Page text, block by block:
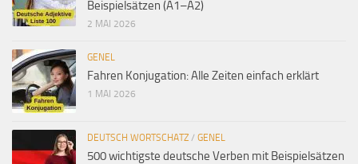
Beispielsätzen (A1–A2)
2 MAI 2026
GENEL
Fahren Konjugation: Alle Zeiten einfach erklärt
1 MAI 2026
DEUTSCH WORTSCHATZ / GENEL
500 wichtigste deutsche Verben mit Beispielsätzen